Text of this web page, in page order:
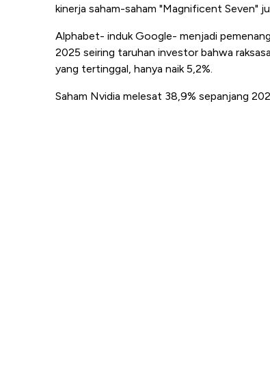
kinerja saham-saham "Magnificent Seven"
Alphabet- induk Google- menjadi
2025 seiring taruhan investor bahwa
yang tertinggal, hanya naik 5,2%.
Saham Nvidia melesat 38,9% sepanjang